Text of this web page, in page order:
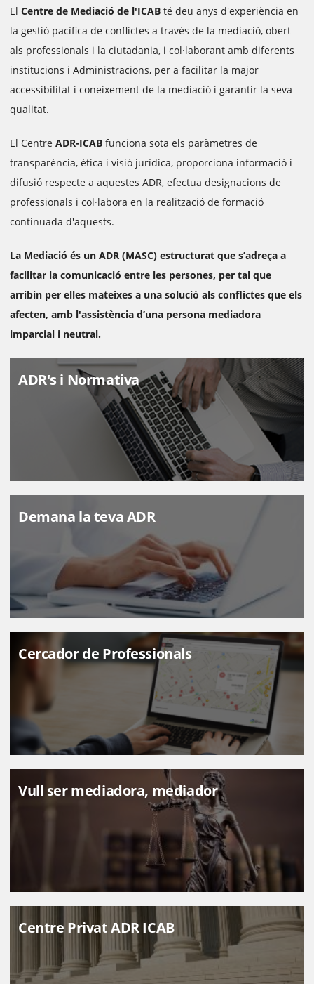
CENTRE ADR - ICAB MEDIACIÓ
ADR Mediació
El Centre de Mediació de l'ICAB té deu anys d'experiència en
la gestió pacífica de conflictes a través de la mediació, obert
als professionals i la ciutadania, i col·laborant amb diferents
institucions i Administracions, per a facilitar la major
accessibilitat i coneixement de la mediació i garantir la seva
qualitat.
El Centre ADR-ICAB funciona sota els paràmetres de
transparència, ètica i visió jurídica, proporciona informació i
difusió respecte a aquestes ADR, efectua designacions de
professionals i col·labora en la realització de formació
continuada d'aquests.
La Mediació és un ADR (MASC) estructurat que s’adreça a
facilitar la comunicació entre les persones, per tal que
arribin per elles mateixes a una solució als conflictes que els
afecten, amb l'assistència d’una persona mediadora
imparcial i neutral.
ADR's i Normativa
Demana la teva ADR
Cercador de Professionals
Vull ser mediadora, mediador
Centre Privat ADR ICAB